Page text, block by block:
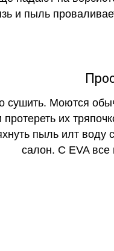
и пыль
сушить. Моются
протереть их
пыль илт воду
салон. С EVA все